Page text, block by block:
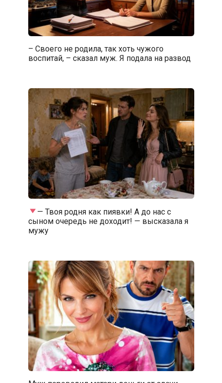
– Своего не родила, так хоть чужого
воспитай, – сказал муж. Я подала на развод
— Твоя родня как пиявки! А до нас с
сыном очередь не доходит! — высказала я
мужу